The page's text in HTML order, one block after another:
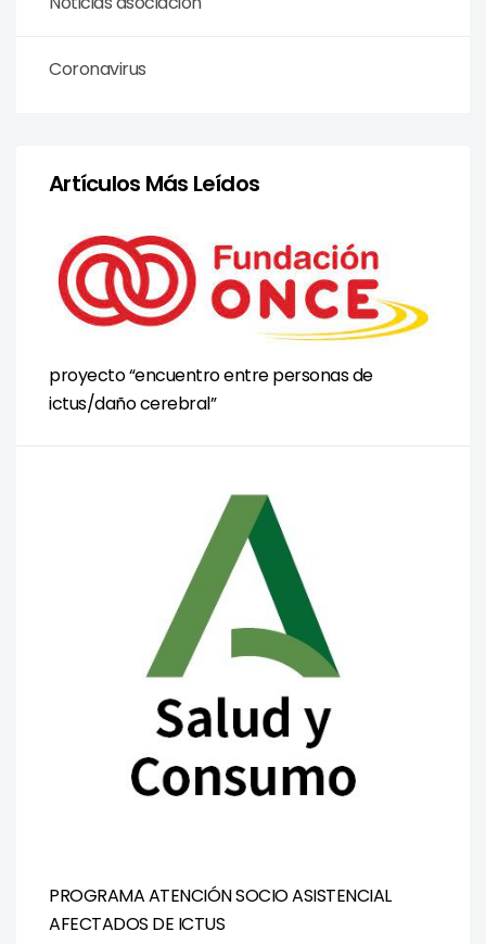
Coronavirus
Artículos Más Leídos
proyecto “encuentro entre personas de
ictus/daño cerebral”
PROGRAMA ATENCIÓN SOCIO ASISTENCIAL
AFECTADOS DE ICTUS